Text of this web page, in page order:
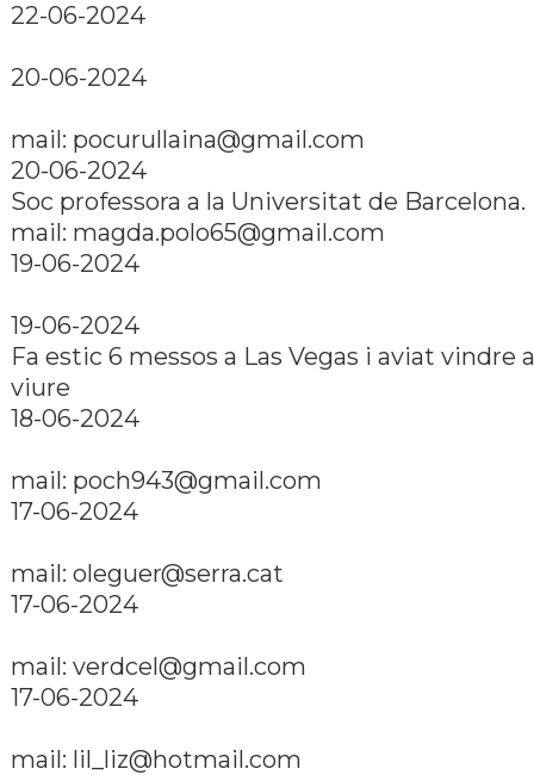
22-06-2024
20-06-2024
mail: pocurullaina@gmail.com
20-06-2024
Soc professora a la Universitat de Barcelona.
mail: magda.polo65@gmail.com
19-06-2024
19-06-2024
Fa estic 6 messos a Las Vegas i aviat vindre a
viure
18-06-2024
mail: poch943@gmail.com
17-06-2024
mail: oleguer@serra.cat
17-06-2024
mail: verdcel@gmail.com
17-06-2024
mail: lil_liz@hotmail.com